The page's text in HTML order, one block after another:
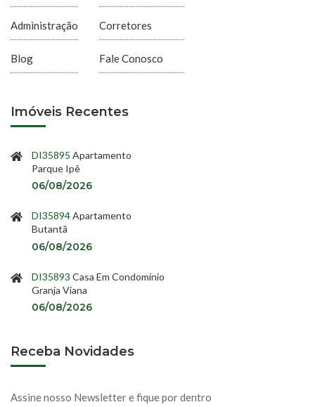
Administração
Blog
Corretores
Fale Conosco
Imóveis Recentes
DI35895 Apartamento
Parque Ipê
06/08/2026
DI35894Apartamento
Butantã
06/08/2026
DI35893 Casa Em Condomínio
Granja Viana
06/08/2026
Receba Novidades
Assine nosso Newsletter e fique por dentro